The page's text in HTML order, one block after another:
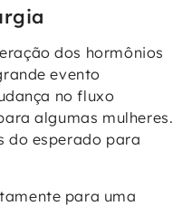
dos hormônios
evento
no fluxo
algumas mulheres.
do esperado para
para uma